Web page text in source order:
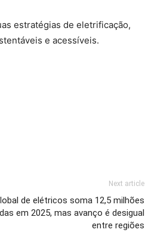
estratégias de eletrificação,
e acessíveis.
Next article
de elétricos soma 12,5 milhões
em 2025, mas avanço é desigual
entre regiões